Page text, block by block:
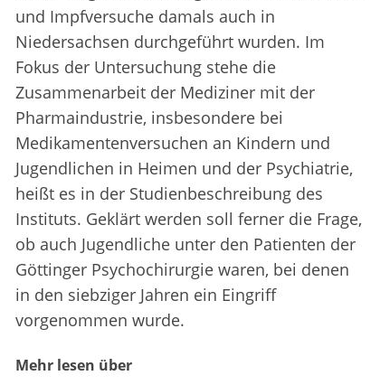
und Impfversuche damals auch in
Niedersachsen durchgeführt wurden. Im
Fokus der Untersuchung stehe die
Zusammenarbeit der Mediziner mit der
Pharmaindustrie, insbesondere bei
Medikamentenversuchen an Kindern und
Jugendlichen in Heimen und der Psychiatrie,
heißt es in der Studienbeschreibung des
Instituts. Geklärt werden soll ferner die Frage,
ob auch Jugendliche unter den Patienten der
Göttinger Psychochirurgie waren, bei denen
in den siebziger Jahren ein Eingriff
vorgenommen wurde.
Mehr lesen über